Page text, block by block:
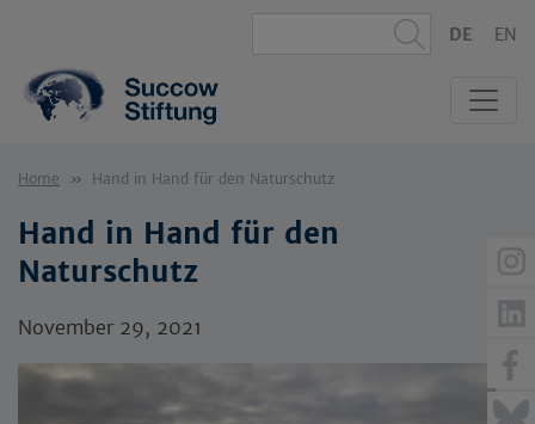
DE EN
Home Hand in Hand für den Naturschutz
Hand in Hand für den
Naturschutz
November 29, 2021